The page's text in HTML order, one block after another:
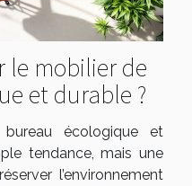
le mobilier de
et durable ?
écologique et
tendance, mais une
l’environnement